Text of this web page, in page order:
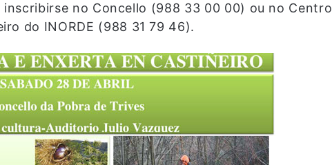
inscribirse no Concello (988 33 00 00) ou no Centro
do INORDE (988 31 79 46).